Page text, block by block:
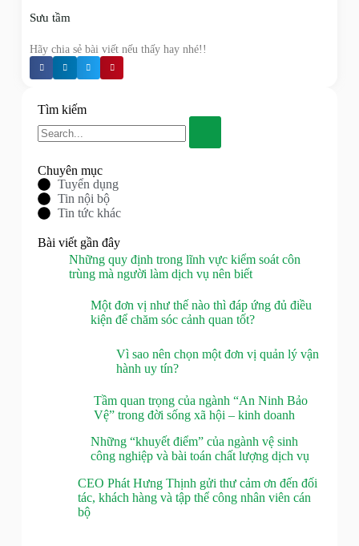
Sưu tầm
Hãy chia sẻ bài viết nếu thấy hay nhé!!
Tìm kiếm
Chuyên mục
Tuyển dụng
Tin nội bộ
Tin tức khác
Bài viết gần đây
Những quy định trong lĩnh vực kiểm soát côn
trùng mà người làm dịch vụ nên biết
Một đơn vị như thế nào thì đáp ứng đủ điều
kiện để chăm sóc cảnh quan tốt?
Vì sao nên chọn một đơn vị quản lý vận
hành uy tín?
Tầm quan trọng của ngành “An Ninh Bảo
Vệ” trong đời sống xã hội – kinh doanh
Những “khuyết điểm” của ngành vệ sinh
công nghiệp và bài toán chất lượng dịch vụ
CEO Phát Hưng Thịnh gửi thư cảm ơn đến đối
tác, khách hàng và tập thể công nhân viên cán
bộ